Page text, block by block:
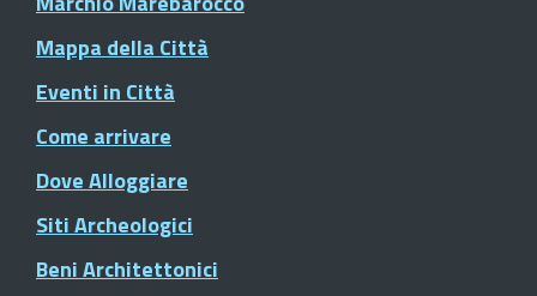
Mappa della Città
Eventi in Città
Come arrivare
Dove Alloggiare
Siti Archeologici
Beni Architettonici